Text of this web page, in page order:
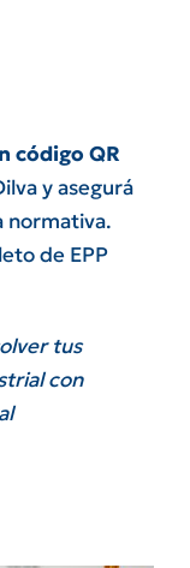
código QR
y asegurá
normativa.
de EPP
tus
con